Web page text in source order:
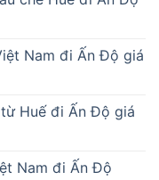
Nam đi Ấn Độ giá
Huế đi Ấn Độ giá
Nam đi Ấn Độ